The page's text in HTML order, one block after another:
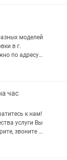
моделей
в г.
час
к нам!
услуги Вы
звоните и